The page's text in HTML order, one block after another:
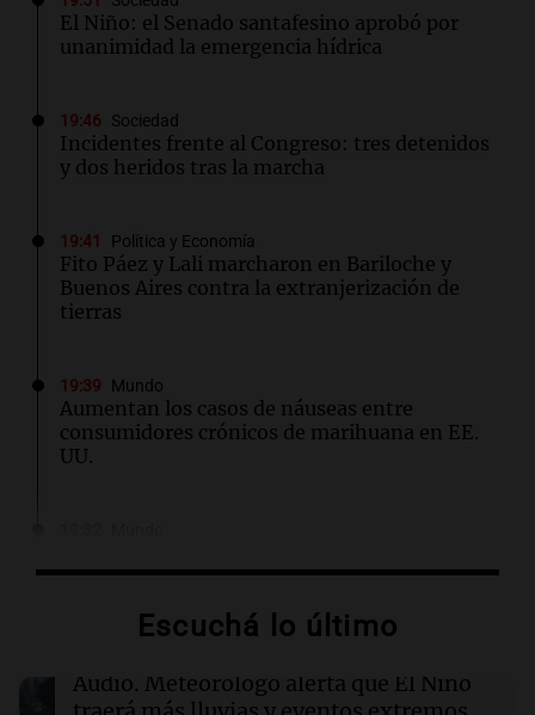
El Niño: el Senado santafesino aprobó por
unanimidad la emergencia hídrica
19:46 Sociedad
Incidentes frente al Congreso: tres detenidos
y dos heridos tras la marcha
19:41 Política y Economía
Fito Páez y Lali marcharon en Bariloche y
Buenos Aires contra la extranjerización de
tierras
19:39 Mundo
Aumentan los casos de náuseas entre
consumidores crónicos de marihuana en EE.
UU.
en histórica visita a Ecuador
Trump firma órdenes para limitar el 'turismo
de nacimiento' y la ciudadanía automática
Escuchá lo último
Audio. Meteorólogo alerta que El Niño